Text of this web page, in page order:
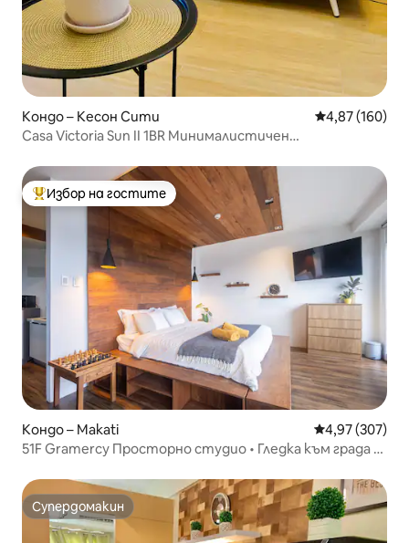
Кондо – Кесон Сити Средна
4,87 (160)
Casa Victoria Sun II 1BR Минималистичен
Най-популярен избор на гостите
Избор на гостите
Кондо – Makati Средна
4,97 (307)
51F Gramercy Просторно студио • Гледка към града •
Супердомакин
Супердомакин